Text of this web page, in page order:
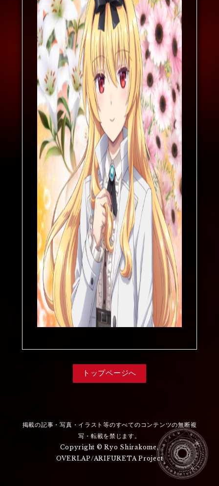
トップページへ
掲載の記事・写真・イラスト等のすべてのコンテンツの無断複
写・転載を禁じます。
Copyright © Ryo Shirakome,
OVERLAP/ARIFURETA Project